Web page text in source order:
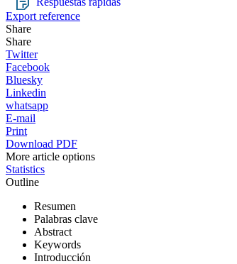
Export reference
Share
Share
Twitter
Facebook
Bluesky
Linkedin
whatsapp
E-mail
Print
Download PDF
More article options
Statistics
Outline
Resumen
Palabras clave
Abstract
Keywords
Introducción